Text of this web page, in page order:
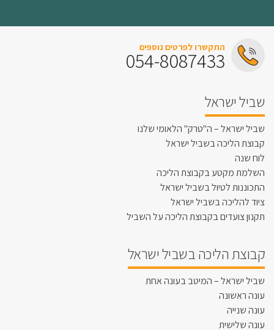
התקשרו לפרטים נוספים
054-8087433
שביל ישראל
שביל ישראל – ה"טרק" הלאומי שלנו
קבוצת הליכה בשביל ישראל
לוח שנה
השלמת מקטע בקבוצת הליכה
התכוננות לטיול בשביל ישראל
ציוד להליכה בשביל ישראל
תקנון צועדים בקבוצת הליכה על השביל
קבוצת הליכה בשביל ישראל
שביל ישראל – המיטב בעונה אחת
עונה ראשונה
עונה שנייה
עונה שלישית